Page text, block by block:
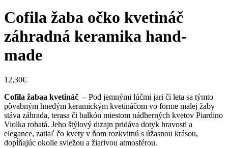
Cofila žaba očko kvetináč
záhradná keramika hand-
made
12,30€
Cofila žabaa kvetináč –Pod jemnými lúčmi jari či leta sa týmto
pôvabným hnedým keramickým kvetináčom vo forme malej žaby
stáva záhrada, terasa či balkón miestom nádherných kvetov Piardino
Violka rohatá. Jeho štýlový dizajn pridáva dotyk hravosti a
elegance, zatiaľ čo kvety v ňom rozkvitnú s úžasnou krásou,
dopĺňajúc okolie sviežou a žiarivou atmosférou.